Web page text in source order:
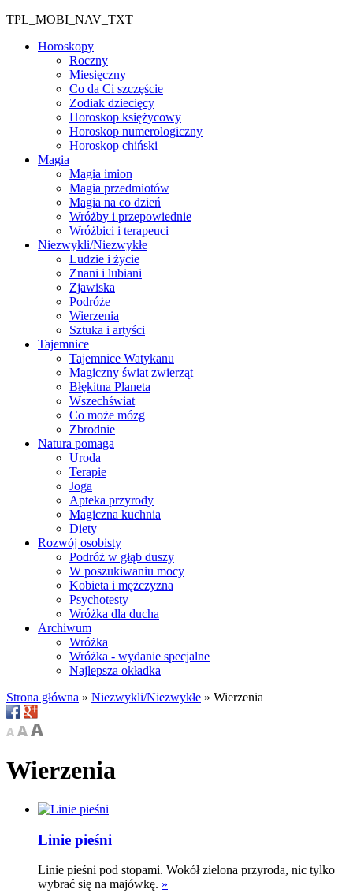
TPL_MOBI_NAV_TXT
Horoskopy
Roczny
Miesięczny
Co da Ci szczęście
Zodiak dziecięcy
Horoskop księżycowy
Horoskop numerologiczny
Horoskop chiński
Magia
Magia imion
Magia przedmiotów
Magia na co dzień
Wróżby i przepowiednie
Wróżbici i terapeuci
Niezwykli/Niezwykłe
Ludzie i życie
Znani i lubiani
Zjawiska
Podróże
Wierzenia
Sztuka i artyści
Tajemnice
Tajemnice Watykanu
Magiczny świat zwierząt
Błękitna Planeta
Wszechświat
Co może mózg
Zbrodnie
Natura pomaga
Uroda
Terapie
Joga
Apteka przyrody
Magiczna kuchnia
Diety
Rozwój osobisty
Podróż w głąb duszy
W poszukiwaniu mocy
Kobieta i mężczyzna
Psychotesty
Wróżka dla ducha
Archiwum
Wróżka
Wróżka - wydanie specjalne
Najlepsza okładka
Strona główna » Niezwykli/Niezwykłe » Wierzenia
Wierzenia
Linie pieśni
Linie pieśni pod stopami. Wokół zielona przyroda, nic tylko
wybrać się na majówkę. »